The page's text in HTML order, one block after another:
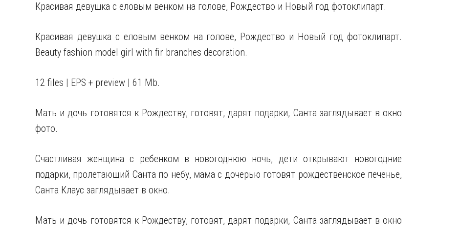
Красивая девушка с еловым венком на голове, Рождество и Новый год фотоклипарт.
Красивая девушка с еловым венком на голове, Рождество и Новый год фотоклипарт.
Beauty fashion model girl with fir branches decoration.
12 files | EPS + preview | 61 Mb.
Мать и дочь готовятся к Рождеству, готовят, дарят подарки, Санта заглядывает в окно
фото.
Счастливая женщина с ребенком в новогоднюю ночь, дети открывают новогодние
подарки, пролетающий Санта по небу, мама с дочерью готовят рождественское печенье,
Санта Клаус заглядывает в окно.
Мать и дочь готовятся к Рождеству, готовят, дарят подарки, Санта заглядывает в окно